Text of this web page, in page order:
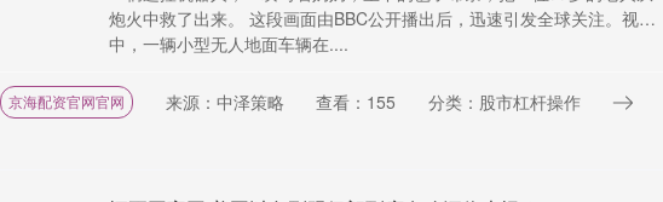
炮火中救了出来。 这段画面由BBC公开播出后，迅速引发全球关注。视频
中，一辆小型无人地面车辆在....
京海配资官网官网 来源：中泽策略 查看：155 分类：股市杠杆操作